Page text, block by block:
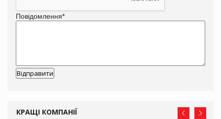
Повідомлення*
КРАЩІ КОМПАНІЇ